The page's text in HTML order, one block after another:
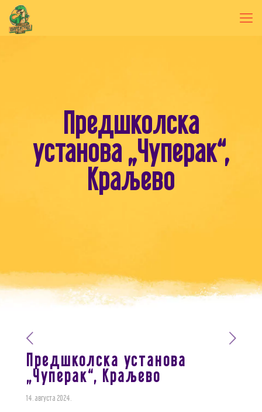
Предшколскa
установa „Чуперак“,
Краљевo
Предшколскa установa
„Чуперак“, Краљевo
14. августа 2024.